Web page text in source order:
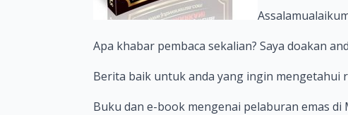
Apa khabar pembaca sekalian? Saya doakan
Berita baik untuk anda yang ingin mengetahui
Buku dan e-book mengenai pelaburan emas